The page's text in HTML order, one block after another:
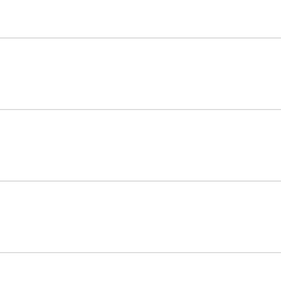
No: 5 / 1 , Magalthota Road